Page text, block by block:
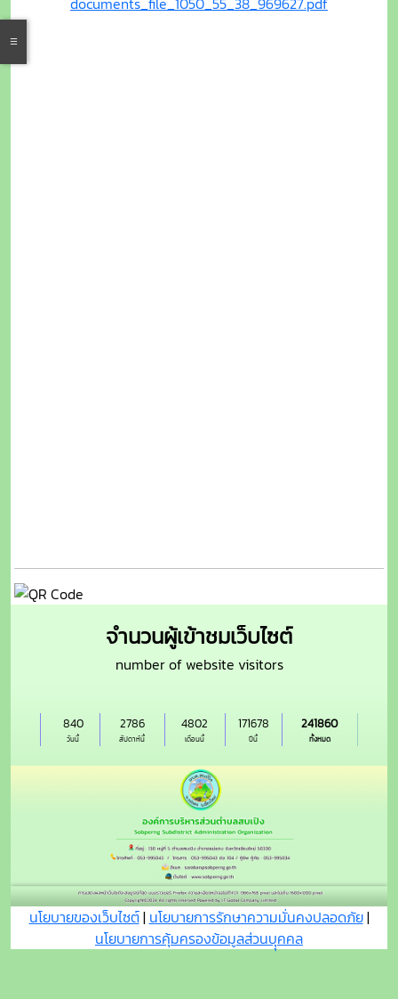
จำนวนผู้เข้าชมเว็บไซต์
number of website visitors
วันนี้
840
สัปดาห์นี้
2786
เดือนนี้
4802
ปีนี้
171678
ทั้งหมด
241860
นโยบายของเว็บไซต์| นโยบายการรักษาความมั่นคงปลอดภัย|
นโยบายการคุ้มครองข้อมูลส่วนบุุคคล